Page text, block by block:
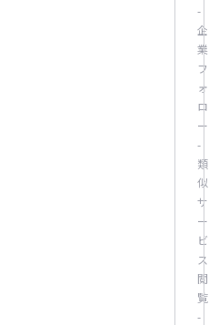
-
企
業
フ
ォ
ロ
ー
-
類
似
サ
ー
ビ
ス
閲
覧
-